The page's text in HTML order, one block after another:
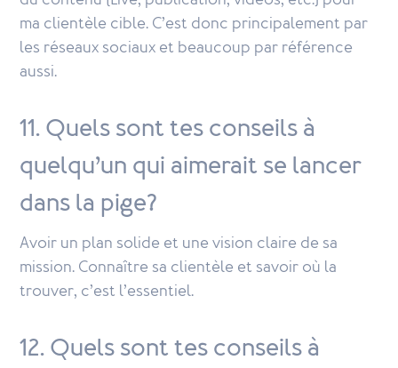
ma clientèle cible. C’est donc principalement par
les réseaux sociaux et beaucoup par référence
aussi.
11. Quels sont tes conseils à
quelqu’un qui aimerait se lancer
dans la pige?
Avoir un plan solide et une vision claire de sa
mission. Connaître sa clientèle et savoir où la
trouver, c’est l’essentiel.
12. Quels sont tes conseils à